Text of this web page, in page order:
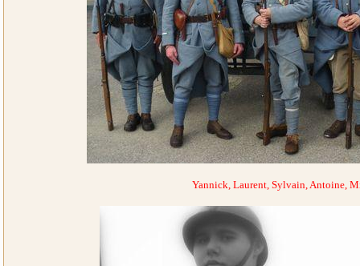
Yannick, Laurent, Sylvain, Antoine,